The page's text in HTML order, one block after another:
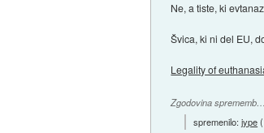
Ne, a tiste, ki
Švica, ki ni del EU,
Legality of
Zgodovina sprememb…
spremenilo:jype(